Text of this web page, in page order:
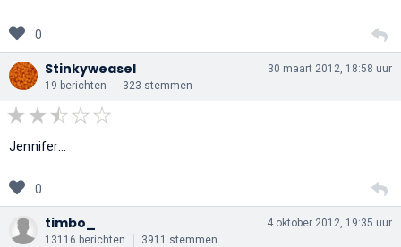
0
Stinkyweasel
19 berichten 323 stemmen
30 maart 2012, 18:58 uur
Jennifer...
0
timbo_
13116 berichten 3911 stemmen
4 oktober 2012, 19:35 uur